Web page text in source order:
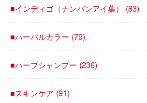
■インディゴ（ナンバンアイ葉） (83)
■ハーバルカラー (79)
■ハーブシャンプー (236)
■スキンケア (91)